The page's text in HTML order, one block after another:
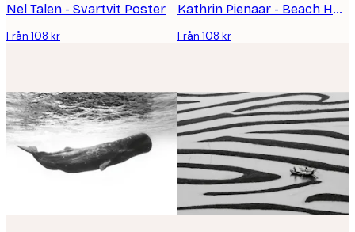
Nel Talen - Svartvit Poster
Från 108 kr
Kathrin Pienaar - Beach Hutbw Poster
Från 108 kr